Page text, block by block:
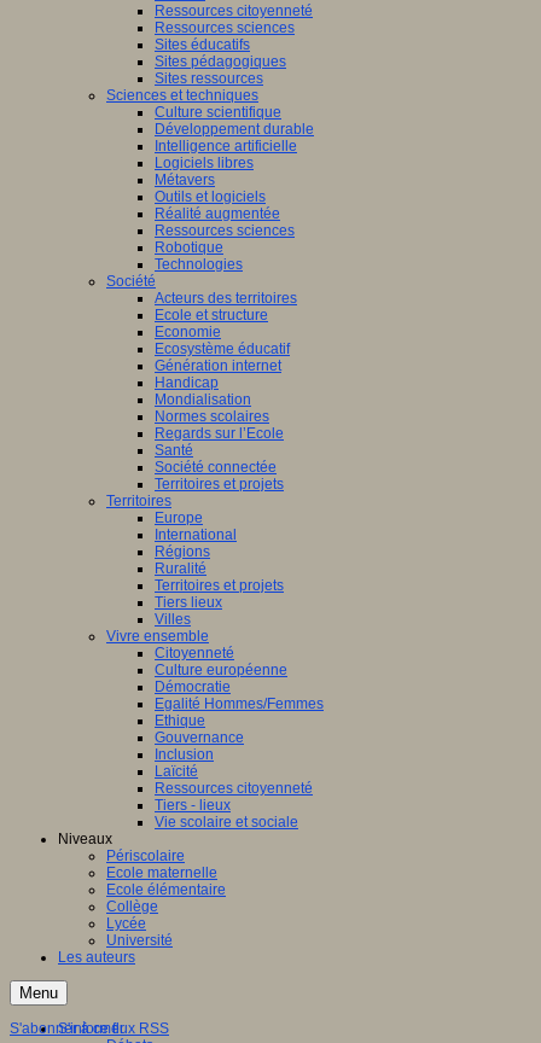
Ressources citoyenneté
Ressources sciences
Sites éducatifs
Sites pédagogiques
Sites ressources
Sciences et techniques
Culture scientifique
Développement durable
Intelligence artificielle
Logiciels libres
Métavers
Outils et logiciels
Réalité augmentée
Ressources sciences
Robotique
Technologies
Société
Acteurs des territoires
Ecole et structure
Economie
Ecosystème éducatif
Génération internet
Handicap
Mondialisation
Normes scolaires
Regards sur l’Ecole
Santé
Société connectée
Territoires et projets
Territoires
Europe
International
Régions
Ruralité
Territoires et projets
Tiers lieux
Villes
Vivre ensemble
Citoyenneté
Culture européenne
Démocratie
Egalité Hommes/Femmes
Ethique
Gouvernance
Inclusion
Laïcité
Ressources citoyenneté
Tiers - lieux
Vie scolaire et sociale
Niveaux
Périscolaire
Ecole maternelle
Ecole élémentaire
Collège
Lycée
Université
Les auteurs
Menu
S'informer
S'abonner à ce flux RSS